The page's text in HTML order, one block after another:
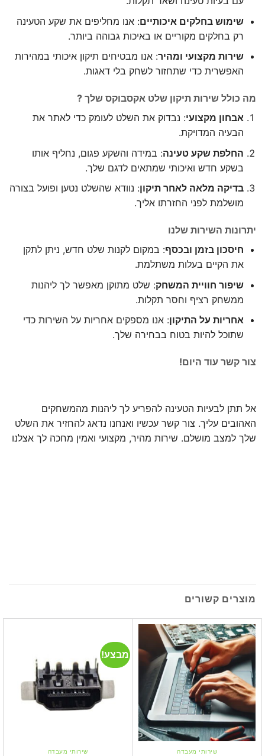
שימוש בחלקים איכותיים: אנו מחליפים את שקע הטעינה
רק בחלקים מקוריים או באיכות גבוהה ביותר.
שירות מקצועי ומהיר: אנו מבטיחים תיקון איכותי במהירות
האפשרית כדי שתחזור לשחק בלי דאגות.
מה כולל שירות תיקון שלט אקסבוקס שלך ?
אבחון מקצועי: נבדוק את השלט לעומק כדי לאתר את
הבעיה המדויקת.
החלפת שקע טעינה: במידה והשקע פגום, נחליף אותו
בשקע חדש ואיכותי שמתאים לדגם שלך.
בדיקה מלאה לאחר תיקון: נוודא שהשלט נטען ופועל בצורה
מושלמת לפני החזרתו אליך.
יתרונות השירות שלנו
חיסכון בזמן ובכסף: במקום לקנות שלט חדש, ניתן לתקן
את הקיים בעלות משתלמת.
שיפור חוויית המשחק: שלט מתוקן מאפשר לך ליהנות
ממשחק רציף וחסר תקלות.
אחריות על התיקון: אנו מספקים אחריות על השירות כדי
שתוכל להיות בטוח בבחירה שלך.
צור קשר עוד היום!
אל תתן לבעיות הטעינה להפריע לך ליהנות מהמשחקים
האהובים עליך. צור קשר עכשיו ואנחנו נדאג להחזיר את השלט
שלך למצב מושלם. שירות מהיר, מקצועי ואמין מחכה לך אצלנו
מוצרים קשורים
שירותי מעבדה
מבצע!
שירותי מעבדה